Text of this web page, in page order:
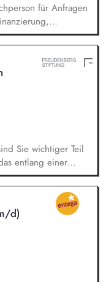
für Anfragen
entwickelst du
über
Umsetzung.
entwickelst du
Organisationen zu
und
Sie wichtiger Teil
entlang einer
bei der
entwickeln dabei
weiter. Sie
in
unserer
d)